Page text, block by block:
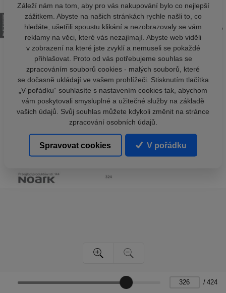
/ 424
Záleží nám na tom, aby pro vás nakupování bylo co nejlepší
zážitkem. Abyste na našich stránkách rychle našli to, co
hledáte, ušetřili spoustu klikání a nezobrazovaly se vám
reklamy na věci, které vás nezajímají. Abyste web viděli
v zobrazení na které jste zvyklí a nemuseli se pokaždé
přihlašovat. Proto od vás potřebujeme souhlas se
zpracováním souborů cookies - malých souborů, které
se dočasně ukládají ve vašem prohlížeči. Stisknutím tlačítka
„V pořádku“ souhlasíte s nastavením cookies tak, abychom
vám poskytovali smysluplné a užitečné služby na základě
vašich údajů. Svůj souhlas můžete kdykoli změnit na stránce
zpracování osobních údajů.
Spravovat cookies V pořádku